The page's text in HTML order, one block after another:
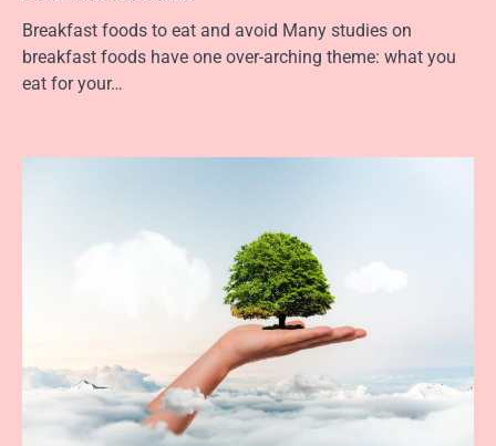
Breakfast foods to eat and avoid Many studies on
breakfast foods have one over-arching theme: what you
eat for your…